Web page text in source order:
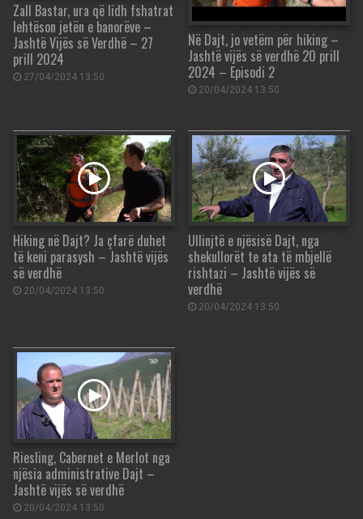
Zall Bastar, ura që lidh fshatrat
lehtëson jetën e banorëve –
Jashtë Vijës së Verdhë – 27
prill 2024
27/04/2024 13:50
Në Dajt, jo vetëm për hiking –
Jashtë vijës së verdhë 20 prill
2024 – Episodi 2
20/04/2024 13:50
Hiking në Dajt? Ja çfarë duhet
të keni parasysh – Jashtë vijës
së verdhë
20/04/2024 13:50
Ullinjtë e njësisë Dajt, nga
shekullorët te ata të mbjellë
rishtazi – Jashtë vijës së
verdhë
20/04/2024 13:50
Riesling, Cabernet e Merlot nga
njësia administrative Dajt –
Jashtë vijës së verdhë
20/04/2024 13:50